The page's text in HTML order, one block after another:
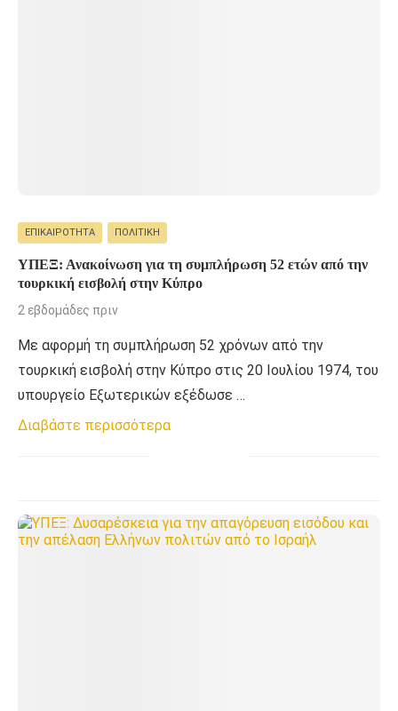
ΕΠΙΚΑΙΡΌΤΗΤΑ ΠΟΛΙΤΙΚΉ
ΥΠΕΞ: Ανακοίνωση για τη συμπλήρωση 52 ετών από την
τουρκική εισβολή στην Κύπρο
2 εβδομάδες πριν
Με αφορμή τη συμπλήρωση 52 χρόνων από την
τουρκική εισβολή στην Κύπρο στις 20 Ιουλίου 1974, του
υπουργείο Εξωτερικών εξέδωσε …
Διαβάστε περισσότερα